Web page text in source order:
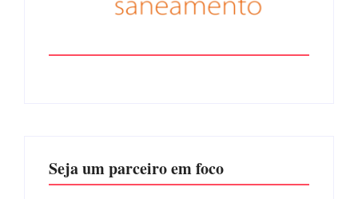
Seja um parceiro em foco